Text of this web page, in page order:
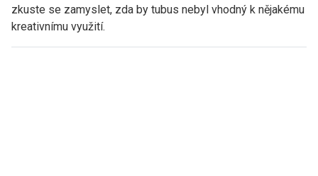
zkuste se zamyslet, zda by tubus nebyl vhodný k nějakému
kreativnímu využití.